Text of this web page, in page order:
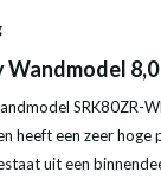
SRK80ZR-
heeft een zeer
uit een